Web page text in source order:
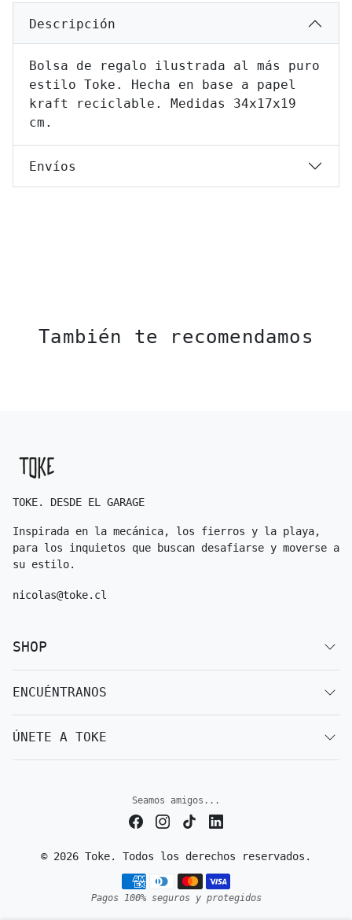
Descripción
Bolsa de regalo ilustrada al más puro
estilo Toke. Hecha en base a papel
kraft reciclable. Medidas 34x17x19
cm.
Envíos
También te recomendamos
TOKE. DESDE EL GARAGE
Inspirada en la mecánica, los fierros y la playa,
para los inquietos que buscan desafiarse y moverse a
su estilo.
nicolas@toke.cl
SHOP
ENCUÉNTRANOS
ÚNETE A TOKE
Seamos amigos...
© 2026 Toke. Todos los derechos reservados.
Métodos de pago
Pagos 100% seguros y protegidos